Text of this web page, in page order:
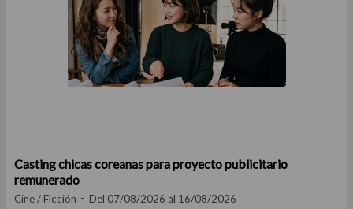
Casting chicas coreanas para proyecto publicitario
remunerado
Cine / Ficción Del 07/08/2026 al 16/08/2026